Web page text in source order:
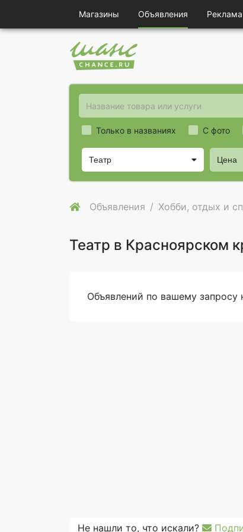
Магазины Объявления
Только в названиях
Театр Цена
С фото
Объявления Хобби, отдых и
Театр в Красноярском
Объявлений по вашему запросу
Не нашли то, что искали?